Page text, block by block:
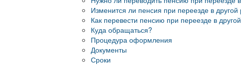
Изменится ли пенсия при переезде в другой
Как перевести пенсию при переезде в
Куда обращаться?
Процедура оформления
Документы
Сроки